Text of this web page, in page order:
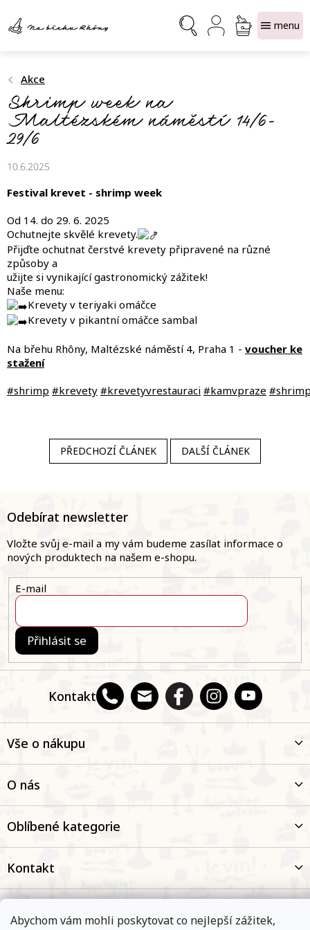
Abychom vám mohli poskytovat co nejlepší zážitek,
obsah
NÁKUPNÍ
KOŠÍK
Akce
Shrimp week na
Maltézském náměstí 14/6-
29/6
10.6.2025
Festival krevet - shrimp week
Od 14. do 29. 6. 2025
Ochutnejte skvělé krevety.
Přijďte ochutnat čerstvé krevety připravené na různé
způsoby a
užijte si vynikající gastronomický zážitek!
Naše menu:
Krevety v teriyaki omáčce
Krevety v pikantní omáčce sambal
Na břehu Rhôny, Maltézské náměstí 4, Praha 1 - voucher ke
stažení
#shrimp #krevety #krevetyvrestauraci #kamvpraze
PŘEDCHOZÍ ČLÁNEK DALŠÍ ČLÁNEK
a
Kontakt
Odebírat newsletter
Vložte svůj e-mail a my vám budeme zasílat informace o
nových produktech na našem e-shopu.
E-mail
Přihlásit se
Vše o nákupu
O nás
Oblíbené kategorie
Kontakt